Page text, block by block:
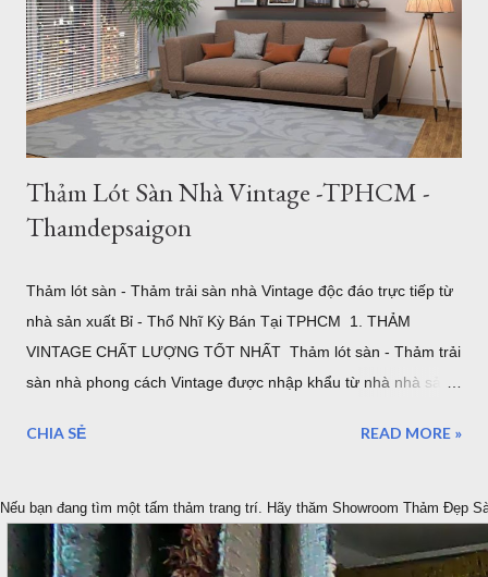
chuột sang trọng Thảm Đẹp Sài Gòn Mẫu thảm tròn đường
kính 3m cỡ lớn đủ để bạn đặt bộ bàn ăn cho 4 người một cách
thoải mái. Cực kỳ sang trọng và hiện đại. 2. Thảm Chữ Nhật
Khổ Lớn – "Cân" Mọi Không Gian Phò...
Thảm Lót Sàn Nhà Vintage -TPHCM -
Thamdepsaigon
Thảm lót sàn - Thảm trải sàn nhà Vintage độc đáo trực tiếp từ
nhà sản xuất Bỉ - Thổ Nhĩ Kỳ Bán Tại TPHCM 1. THẢM
VINTAGE CHẤT LƯỢNG TỐT NHẤT Thảm lót sàn - Thảm trải
sàn nhà phong cách Vintage được nhập khẩu từ nhà nhà sản
chúng tôi là cung cấp những tâm thảm Vintage tốt nhất cho
kiếm ý tưởng, đặt hàng, tạo ra những thảm cổ điển VINTAGE
đẹp nhất được bán trực tiếp với mức giá tốt nhất được bảo
đảm thông qua, Showroom tại Quận 7 TPHCM và Website
CHIA SẺ READ MORE »
Nếu bạn đang tìm một tấm thảm trang trí. Hãy thăm Showroom Thảm Đẹp